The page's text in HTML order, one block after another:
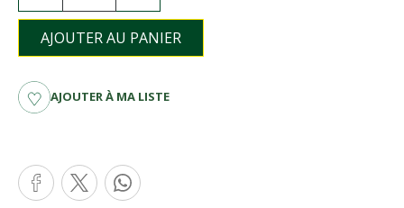
AJOUTER AU PANIER
AJOUTER À MA LISTE